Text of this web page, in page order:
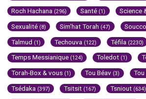
Roch Hachana (296) Santé (1) Science
Sexualité (8) Sim'hat Torah (47)
Talmud (1) Techouva (122) Téfila (2230)
Temps Messianique (124) Toledot (1)
Torah-Box & vous (1) Tou Béav (3)
Tsédaka (397) Tsitsit (167) Tsniout (634)